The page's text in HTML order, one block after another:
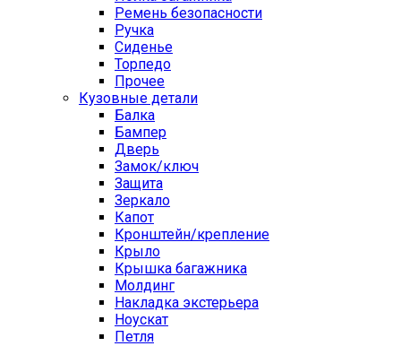
Ремень безопасности
Ручка
Сиденье
Торпедо
Прочее
Кузовные детали
Балка
Бампер
Дверь
Замок/ключ
Защита
Зеркало
Капот
Кронштейн/крепление
Крыло
Крышка багажника
Молдинг
Накладка экстерьера
Ноускат
Петля